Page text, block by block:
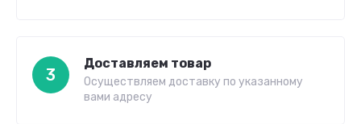
3
Доставляем товар
Осуществляем доставку по указанному
вами адресу